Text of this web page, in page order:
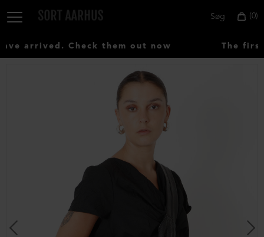
0
Søg
arrived. Check them out now The first